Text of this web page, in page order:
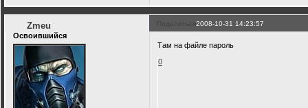
Поделиться2008-10-31 14:23:57
Zmeu
Освоившийся
Там на файле пароль
0